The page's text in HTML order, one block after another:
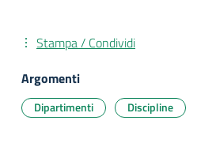
Stampa / Condividi
Argomenti
Dipartimenti Discipline